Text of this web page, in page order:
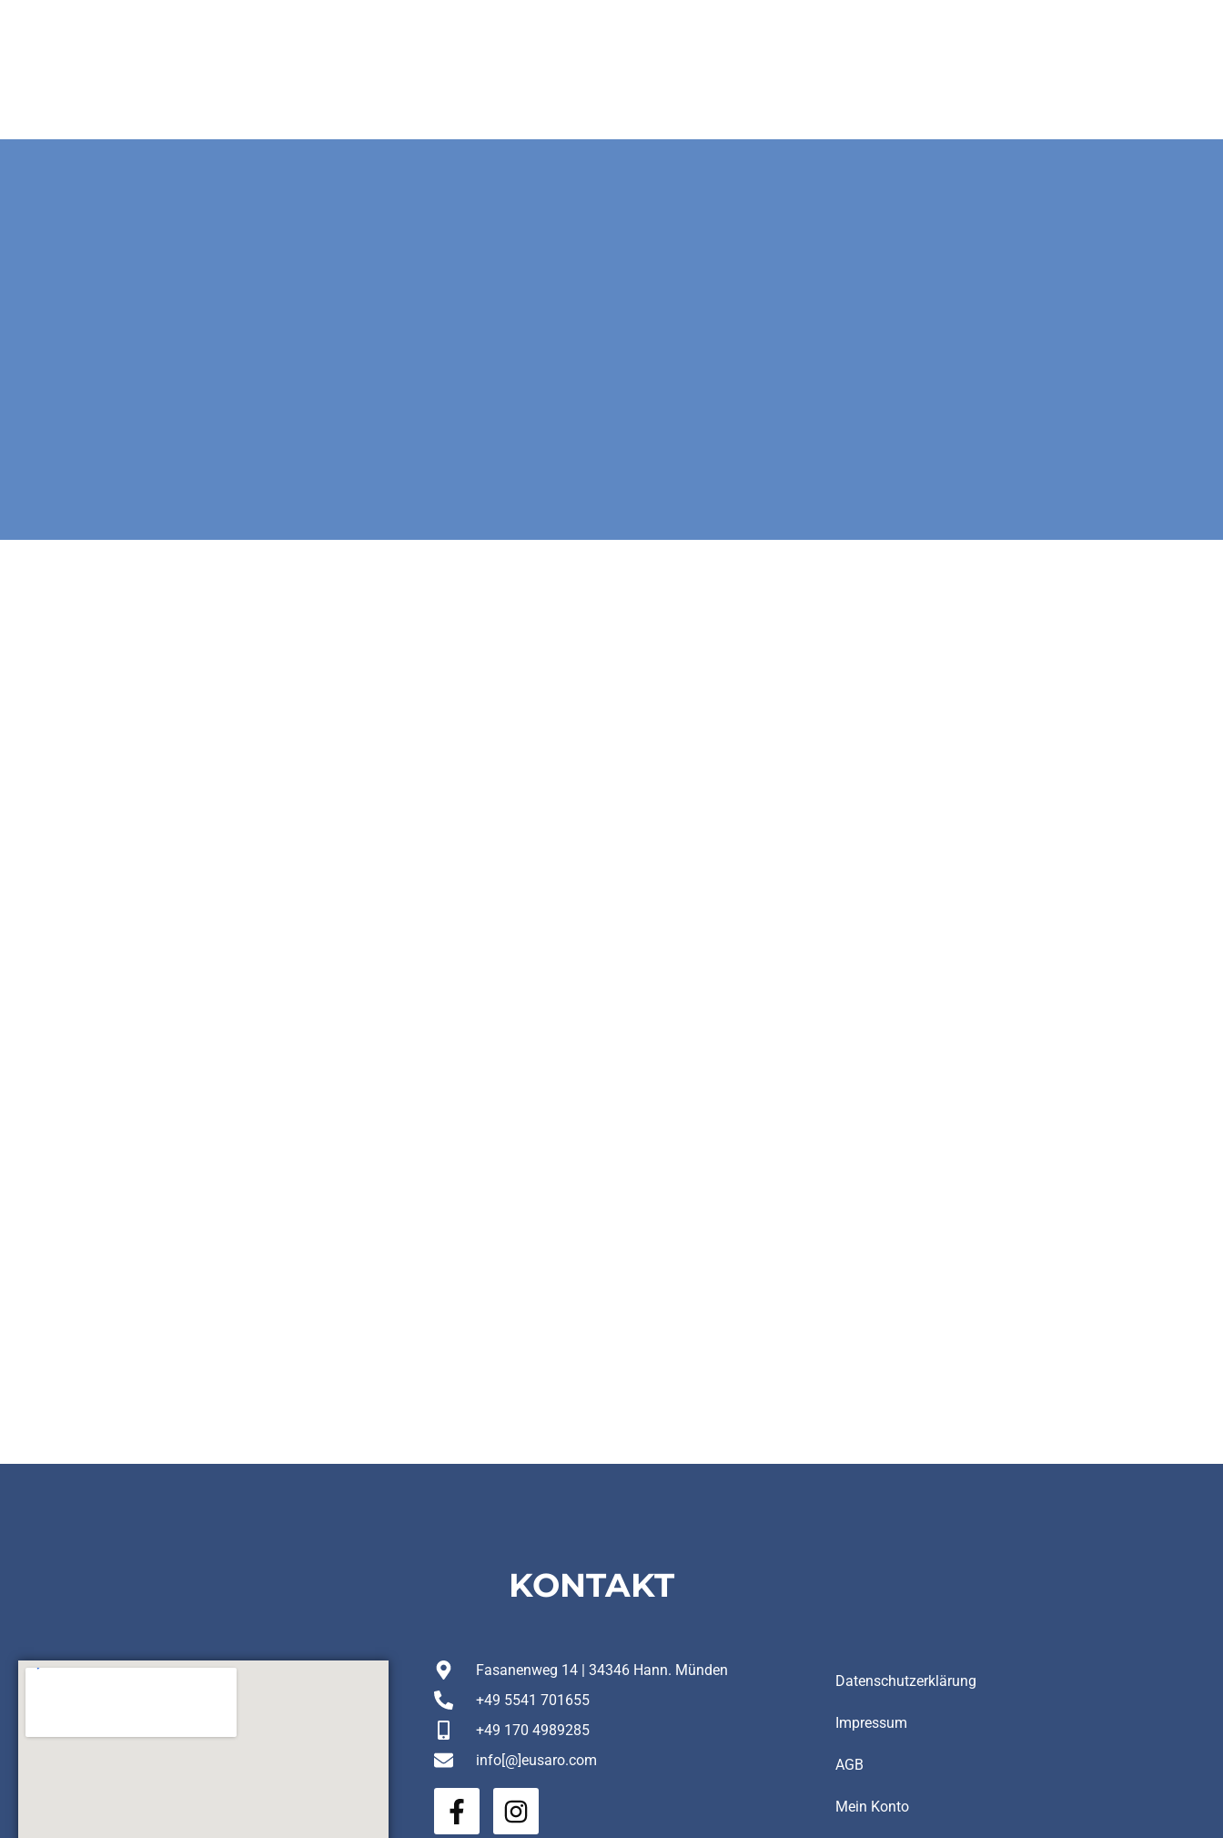
KONTAKT
Fasanenweg 14 | 34346 Hann. Münden
+49 5541 701655
+49 170 4989285
info[@]eusaro.com
F
a
I
n
Datenschutzerklärung
Impressum
AGB
Mein Konto